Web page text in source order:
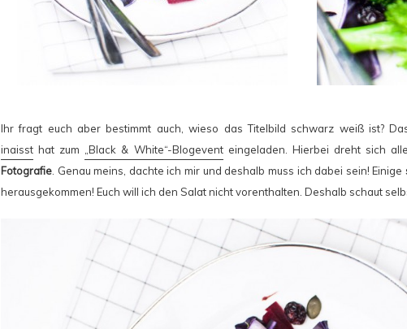
Ihr fragt euch aber bestimmt auch, wieso das Titelbild schwarz weiß ist?
inaisst hat zum „Black & White“-Blogeventeingeladen. Hierbei dreht sich
Fotografie . Genau meins, dachte ich mir und deshalb muss ich dabei sein! Einige
herausgekommen! Euch will ich den Salat nicht vorenthalten. Deshalb schaut